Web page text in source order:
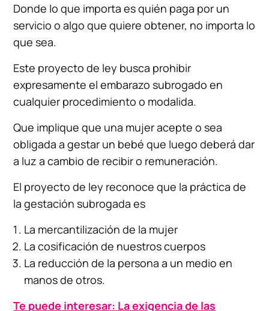
Donde lo que importa es quién paga por un
servicio o algo que quiere obtener, no importa lo
que sea.
Este proyecto de ley busca prohibir
expresamente el embarazo subrogado en
cualquier procedimiento o modalida.
Que implique que una mujer acepte o sea
obligada a gestar un bebé que luego deberá dar
a luz a cambio de recibir o remuneración.
El proyecto de ley reconoce que la práctica de
la gestación subrogada es
La mercantilización de la mujer
La cosificación de nuestros cuerpos
La reducción de la persona a un medio en
manos de otros.
Te puede interesar: La exigencia de las